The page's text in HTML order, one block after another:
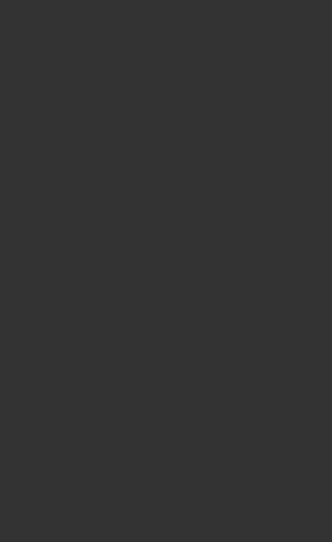
es-allamositas-magyarorszagon-1//